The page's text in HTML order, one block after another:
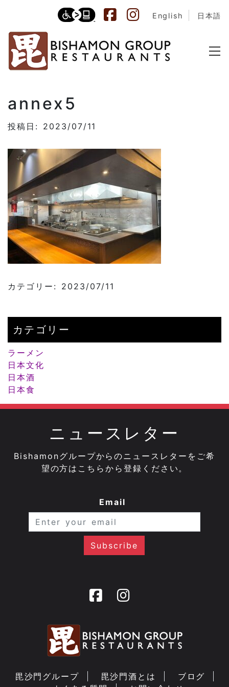
English 日本語
annex5
投稿日: 2023/07/11
カテゴリー: 2023/07/11
カテゴリー
ラーメン
日本文化
日本酒
日本食
ニュースレター
Bishamonグループからのニュースレターをご希
望の方はこちらから登録ください。
Email
毘沙門グループ 毘沙門酒とは
ブログ